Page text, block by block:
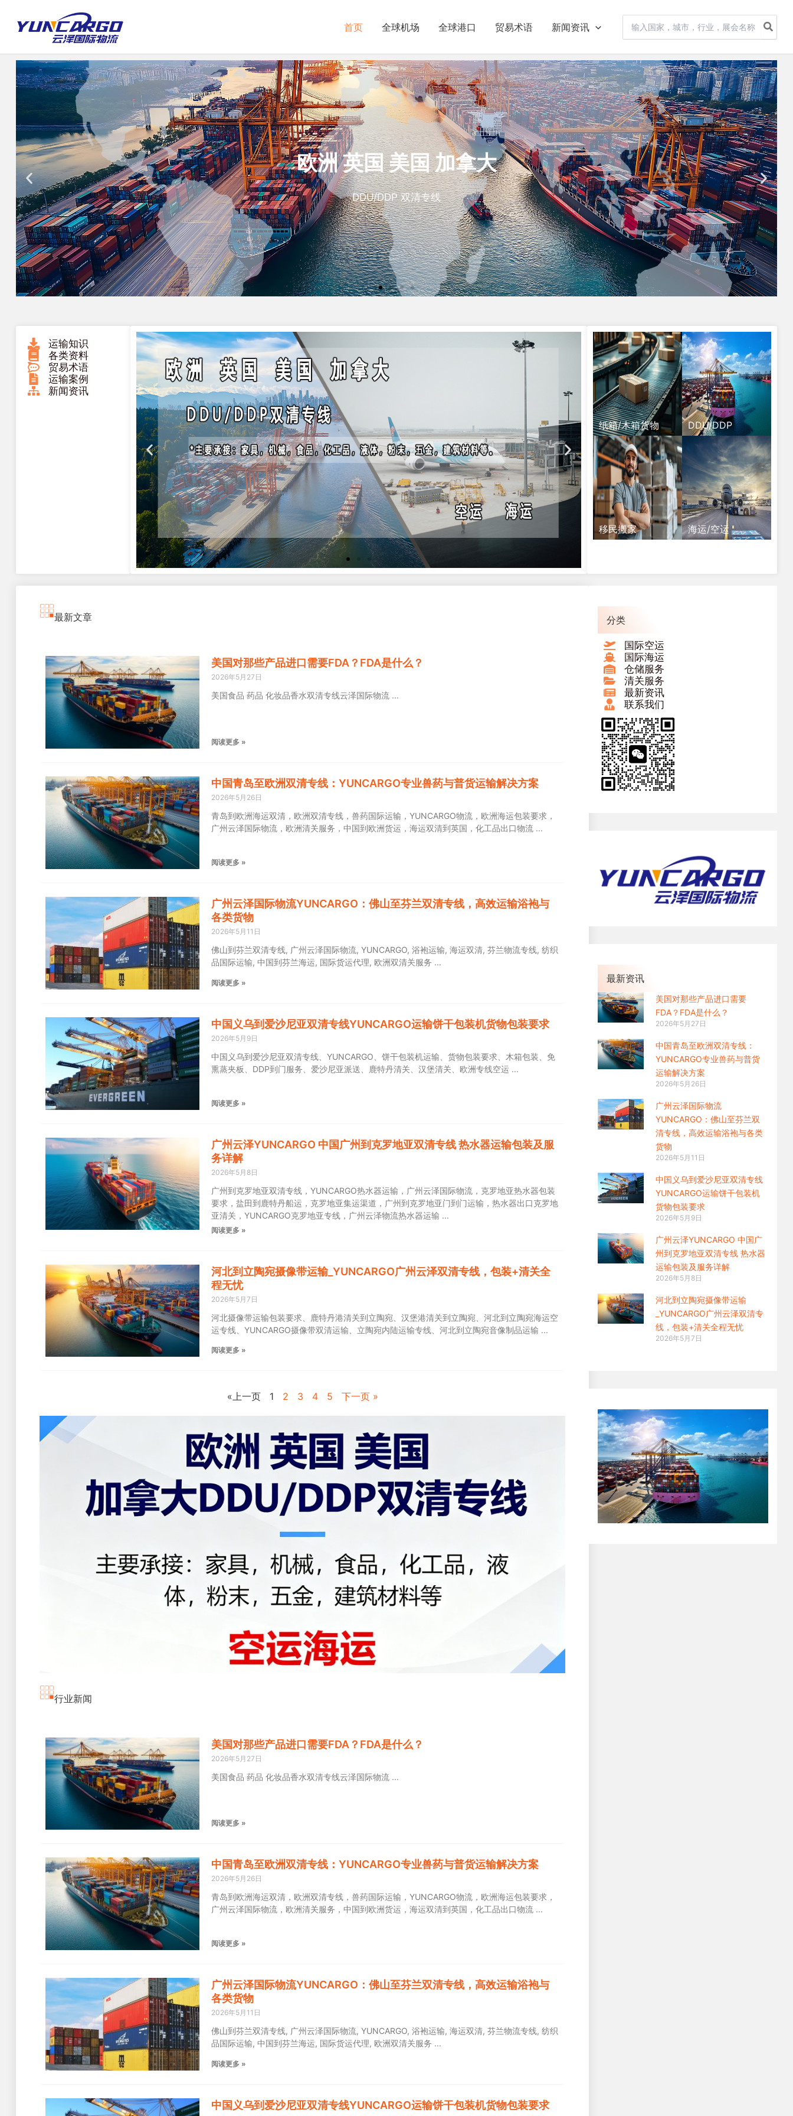
容
首页 全球机场 全球港口 贸易术语 新闻资讯
for:
海运 空运
空运DDU/DDP 海运整柜/拼箱DDU/DDP
运输知识
各类资料
贸易术语
运输案例
新闻资讯
纸箱/木箱货物 DDU/DDP
移民搬家 海运/空运
最新文章
美国对那些产品进口需要FDA？FDA是什么？
2026年5月27日
美国食品 药品 化妆品香水双清专线云泽国际物流
阅读更多 »
中国青岛至欧洲双清专线：YUNCARGO专业兽药与普货运输解决方案​
2026年5月26日
青岛到欧洲海运双清，欧洲双清专线，兽药国际运输，YUNCARGO物流，欧洲海运包装要求，
广州云泽国际物流，欧洲清关服务，中国到欧洲货运，海运双清到英国，化工品出口物流
阅读更多 »
广州云泽国际物流YUNCARGO：佛山至芬兰双清专线，高效运输浴袍与
各类货物
2026年5月11日
佛山到芬兰双清专线, 广州云泽国际物流, YUNCARGO, 浴袍运输, 海运双清, 芬兰物流专线, 纺织
品国际运输, 中国到芬兰海运, 国际货运代理, 欧洲双清关服务
阅读更多 »
中国义乌到爱沙尼亚双清专线YUNCARGO运输饼干包装机货物包装要求
2026年5月9日
中国义乌到爱沙尼亚双清专线、YUNCARGO、饼干包装机运输、货物包装要求、木箱包装、免
熏蒸夹板、DDP到门服务、爱沙尼亚派送、鹿特丹清关、汉堡清关、欧洲专线空运
阅读更多 »
广州云泽YUNCARGO 中国广州到克罗地亚双清专线 热水器运输包装及服
务详解
2026年5月8日
广州到克罗地亚双清专线，YUNCARGO热水器运输，广州云泽国际物流，克罗地亚热水器包装
要求，盐田到鹿特丹船运，克罗地亚集运渠道，广州到克罗地亚门到门运输，热水器出口克罗地
亚清关，YUNCARGO克罗地亚专线，广州云泽物流热水器运输
阅读更多 »
河北到立陶宛摄像带运输_YUNCARGO广州云泽双清专线，包装+清关全
程无忧
2026年5月7日
河北摄像带运输包装要求、鹿特丹港清关到立陶宛、汉堡港清关到立陶宛、河北到立陶宛海运空
运专线、YUNCARGO摄像带双清运输、立陶宛内陆运输专线、河北到立陶宛音像制品运输
阅读更多 »
«上一页
a
e
1
a
e
2
a
e
3
a
e
4
a
e
5 下一页 »
行业新闻
美国对那些产品进口需要FDA？FDA是什么？
2026年5月27日
美国食品 药品 化妆品香水双清专线云泽国际物流
阅读更多 »
中国青岛至欧洲双清专线：YUNCARGO专业兽药与普货运输解决方案​
2026年5月26日
青岛到欧洲海运双清，欧洲双清专线，兽药国际运输，YUNCARGO物流，欧洲海运包装要求，
广州云泽国际物流，欧洲清关服务，中国到欧洲货运，海运双清到英国，化工品出口物流
阅读更多 »
广州云泽国际物流YUNCARGO：佛山至芬兰双清专线，高效运输浴袍与
各类货物
2026年5月11日
佛山到芬兰双清专线, 广州云泽国际物流, YUNCARGO, 浴袍运输, 海运双清, 芬兰物流专线, 纺织
品国际运输, 中国到芬兰海运, 国际货运代理, 欧洲双清关服务
阅读更多 »
中国义乌到爱沙尼亚双清专线YUNCARGO运输饼干包装机货物包装要求
a
e
a
e
a
e
a
e
a
e
分类
国际空运
国际海运
仓储服务
清关服务
最新资讯
联系我们
最新资讯
美国对那些产品进口需要
FDA？FDA是什么？
2026年5月27日
中国青岛至欧洲双清专线：
YUNCARGO专业兽药与普货
运输解决方案​
2026年5月26日
广州云泽国际物流
YUNCARGO：佛山至芬兰双
清专线，高效运输浴袍与各类
货物
2026年5月11日
中国义乌到爱沙尼亚双清专线
YUNCARGO运输饼干包装机
货物包装要求
2026年5月9日
广州云泽YUNCARGO 中国广
州到克罗地亚双清专线 热水器
运输包装及服务详解
2026年5月8日
河北到立陶宛摄像带运输
_YUNCARGO广州云泽双清专
线，包装+清关全程无忧
2026年5月7日